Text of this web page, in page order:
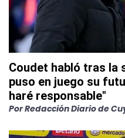
Coudet habló tras la
puso en juego su
haré responsable"
PorRedacción Diario de